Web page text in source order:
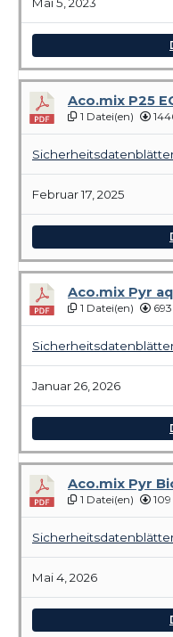
Aco.mix P25
1 Datei(en)
Februar 17, 2025
Aco.mix Pyr
1 Datei(en)
Januar 26, 2026
Aco.mix Pyr
1 Datei(en)
Mai 4, 2026